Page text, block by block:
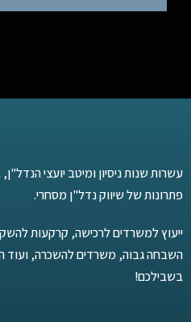
עשרות שנות ניסיון ומיטב יועצי
פתרונות של שיווק נדל"ן מסחרי.
ייעוץ למשרדים לרכישה, קרקעות
השבחה גבוה, משרדים להשכרה, ועוד
בשבילכם!